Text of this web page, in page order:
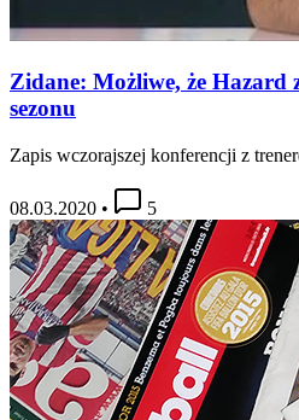
Zidane: Możliwe, że Hazard
sezonu
Zapis wczorajszej konferencji z
08.03.2020 • 5